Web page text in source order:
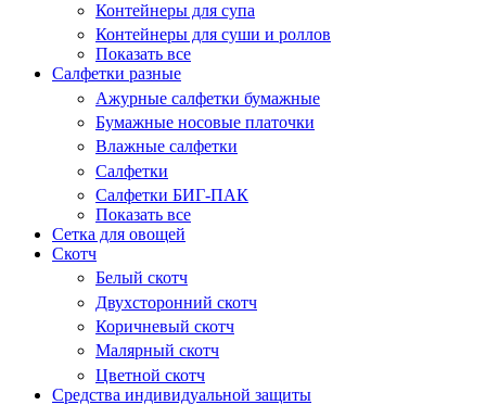
Контейнеры для супа
Контейнеры для суши и роллов
Показать все
Салфетки разные
Ажурные салфетки бумажные
Бумажные носовые платочки
Влажные салфетки
Салфетки
Салфетки БИГ-ПАК
Показать все
Сетка для овощей
Скотч
Белый скотч
Двухсторонний скотч
Коричневый скотч
Малярный скотч
Цветной скотч
Средства индивидуальной защиты